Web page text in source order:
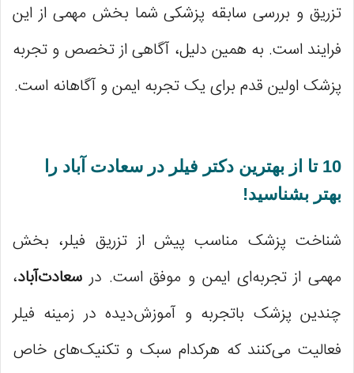
تزریق و بررسی سابقه پزشکی شما بخش مهمی از این
فرایند است. به همین دلیل، آگاهی از تخصص و تجربه
پزشک اولین قدم برای یک تجربه ایمن و آگاهانه است.
10 تا از بهترین دکتر فیلر در سعادت آباد را
بهتر بشناسید!
شناخت پزشک مناسب پیش از تزریق فیلر، بخش
مهمی از تجربه‌ای ایمن و موفق است. در سعادت‌آباد،
چندین پزشک باتجربه و آموزش‌دیده در زمینه فیلر
فعالیت می‌کنند که هرکدام سبک و تکنیک‌های خاص